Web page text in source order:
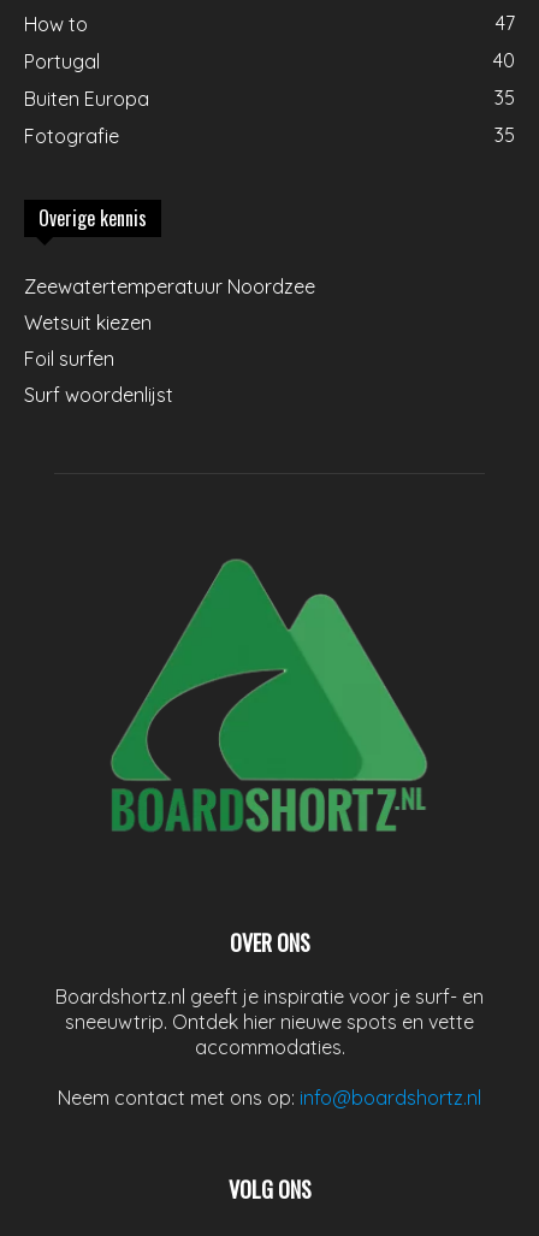
How to
47
Portugal
40
Buiten Europa
35
Fotografie
35
Overige kennis
Zeewatertemperatuur Noordzee
Wetsuit kiezen
Foil surfen
Surf woordenlijst
OVER ONS
Boardshortz.nl geeft je inspiratie voor je surf- en
sneeuwtrip. Ontdek hier nieuwe spots en vette
accommodaties.
Neem contact met ons op: info@boardshortz.nl
VOLG ONS